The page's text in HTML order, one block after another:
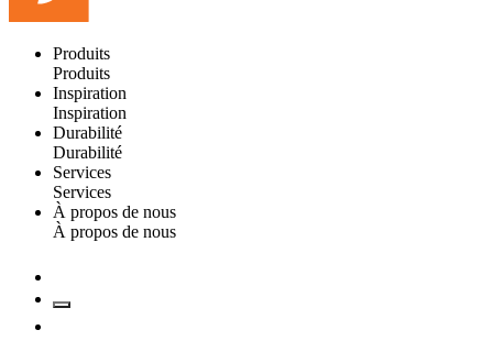
Produits
Produits
Inspiration
Inspiration
Durabilité
Durabilité
Services
Services
À propos de nous
À propos de nous